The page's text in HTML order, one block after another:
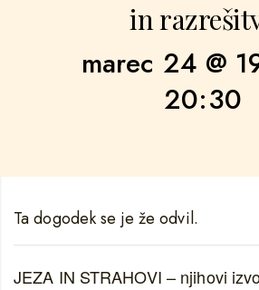
in
marec 24 @
20:30
Ta dogodek se je že odvil.
JEZA IN STRAHOVI – njihovi